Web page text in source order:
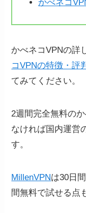
かべネコ
かべネコVPNの詳
コVPNの特徴・評
てみてください。
2週間完全無料の
なければ国内運営
す。
MillenVPNは30日
間無料で試せる点